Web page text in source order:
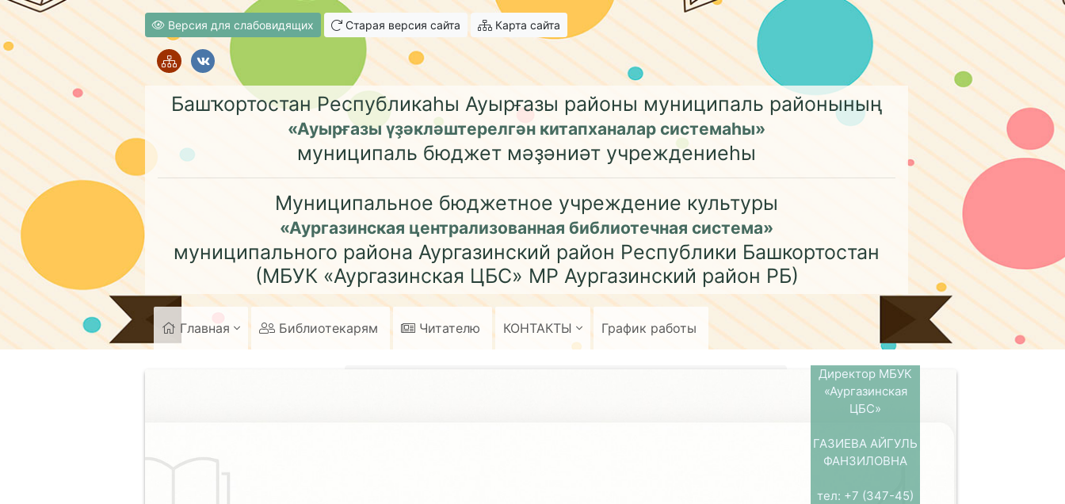
Версия для слабовидящих Старая версия сайта Карта сайта
Башҡортостан Республикаһы Ауырғазы районы муниципаль районының
«Ауырғазы үҙәкләштерелгән китапханалар системаһы»
муниципаль бюджет мәҙәниәт учреждениеһы
Муниципальное бюджетное учреждение культуры
«Аургазинская централизованная библиотечная система»
муниципального района Аургазинский район Республики Башкортостан
(МБУК «Аургазинская ЦБС» МР Аургазинский район РБ)
Главная Библиотекарям Читателю КОНТАКТЫ График работы
Директор МБУК
«Аургазинская
ЦБС»
ГАЗИЕВА АЙГУЛЬ
ФАНЗИЛОВНА
тел: +7 (347-45)